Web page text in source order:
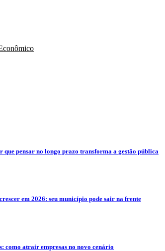
pensar no longo prazo transforma a gestão pública
em 2026: seu município pode sair na frente
como atrair empresas no novo cenário